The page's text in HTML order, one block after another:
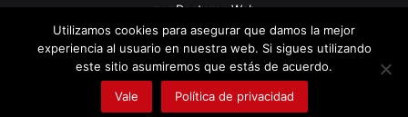
por Doctores Web
Facebook
TwitterLinkedInYouTubeInstagram
Utilizamos cookies para asegurar que damos la mejor
experiencia al usuario en nuestra web. Si sigues utilizando
este sitio asumiremos que estás de acuerdo.
Vale Política de privacidad